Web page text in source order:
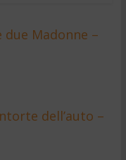
due Madonne –
dell’auto –